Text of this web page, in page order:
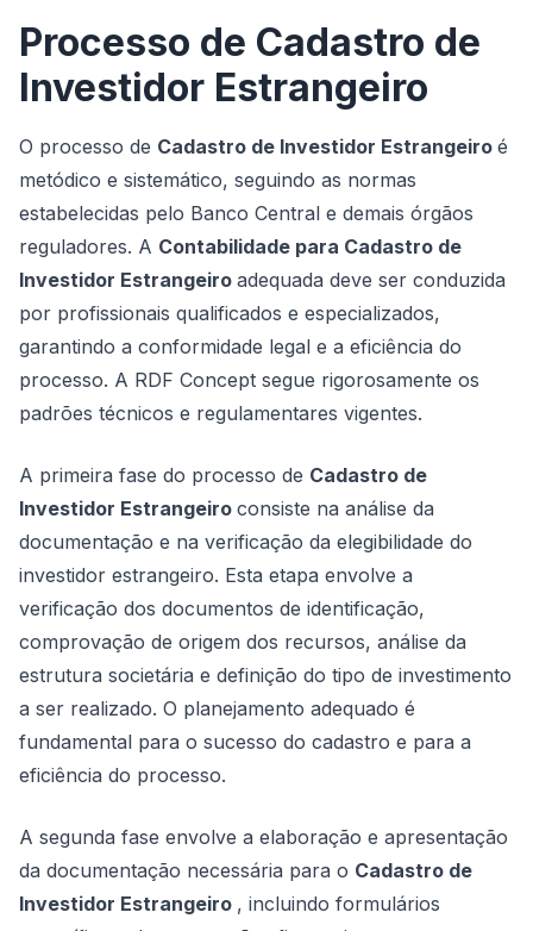
Processo de Cadastro de
Investidor Estrangeiro
O processo de Cadastro de Investidor Estrangeiro é
metódico e sistemático, seguindo as normas
estabelecidas pelo Banco Central e demais órgãos
reguladores. A Contabilidade para Cadastro de
Investidor Estrangeiro adequada deve ser conduzida
por profissionais qualificados e especializados,
garantindo a conformidade legal e a eficiência do
processo. A RDF Concept segue rigorosamente os
padrões técnicos e regulamentares vigentes.
A primeira fase do processo de Cadastro de
Investidor Estrangeiro consiste na análise da
documentação e na verificação da elegibilidade do
investidor estrangeiro. Esta etapa envolve a
verificação dos documentos de identificação,
comprovação de origem dos recursos, análise da
estrutura societária e definição do tipo de investimento
a ser realizado. O planejamento adequado é
fundamental para o sucesso do cadastro e para a
eficiência do processo.
A segunda fase envolve a elaboração e apresentação
da documentação necessária para o Cadastro de
Investidor Estrangeiro , incluindo formulários